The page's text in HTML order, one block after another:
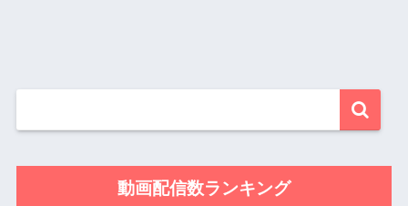
動画配信数ランキング